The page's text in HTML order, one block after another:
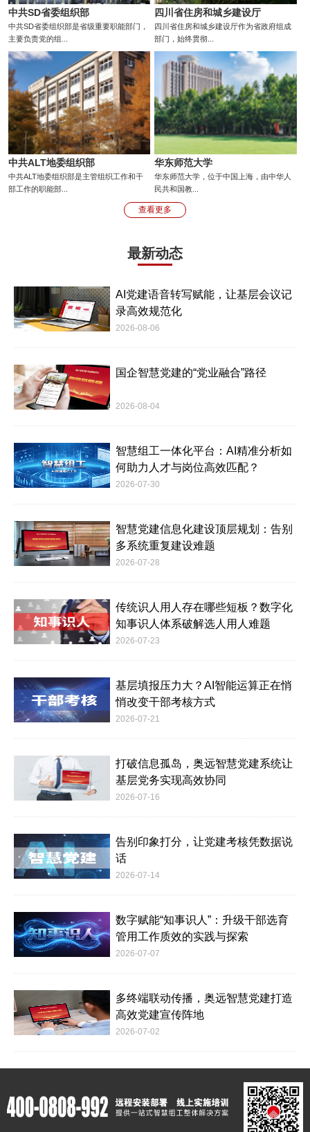
中共SD省委组织部
中共SD省委组织部是省级重要职能部门，
主要负责党的组...
四川省住房和城乡建设厅
四川省住房和城乡建设厅作为省政府组成
部门，始终贯彻...
中共ALT地委组织部
中共ALT地委组织部是主管组织工作和干
部工作的职能部...
华东师范大学
华东师范大学，位于中国上海，由中华人
民共和国教...
查看更多
最新动态
AI党建语音转写赋能，让基层会议记
录高效规范化
2026-08-06
国企智慧党建的“党业融合”路径
2026-08-04
智慧组工一体化平台：AI精准分析如
何助力人才与岗位高效匹配？
2026-07-30
智慧党建信息化建设顶层规划：告别
多系统重复建设难题
2026-07-28
传统识人用人存在哪些短板？数字化
知事识人体系破解选人用人难题
2026-07-23
基层填报压力大？AI智能运算正在悄
悄改变干部考核方式
2026-07-21
打破信息孤岛，奥远智慧党建系统让
基层党务实现高效协同
2026-07-16
告别印象打分，让党建考核凭数据说
话
2026-07-14
数字赋能“知事识人”：升级干部选育
管用工作质效的实践与探索
2026-07-07
多终端联动传播，奥远智慧党建打造
高效党建宣传阵地
2026-07-02